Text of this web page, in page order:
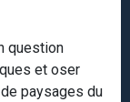
question
et oser
paysages du